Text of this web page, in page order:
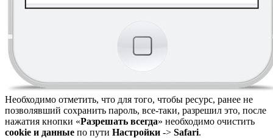
Необходимо отметить, что для того, чтобы ресурс, ранее не
позволявший сохранить пароль, все-таки, разрешил это, после
нажатия кнопки «Разрешать всегда» необходимо очистить
cookie и данные по пути Настройки -> Safari.